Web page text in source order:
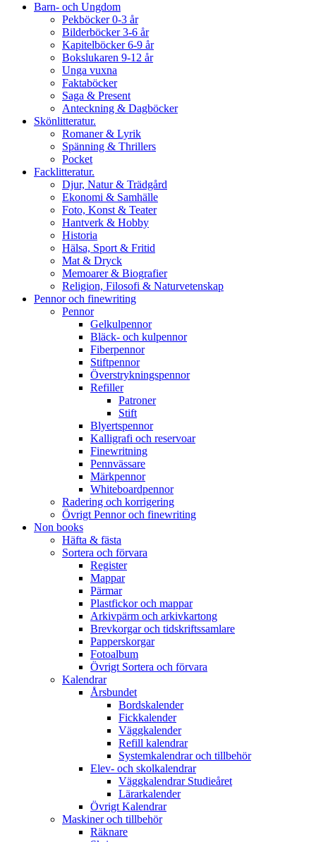
Barn- och Ungdom
Pekböcker 0-3 år
Bilderböcker 3-6 år
Kapitelböcker 6-9 år
Bokslukaren 9-12 år
Unga vuxna
Faktaböcker
Saga & Present
Anteckning & Dagböcker
Skönlitteratur.
Romaner & Lyrik
Spänning & Thrillers
Pocket
Facklitteratur.
Djur, Natur & Trädgård
Ekonomi & Samhälle
Foto, Konst & Teater
Hantverk & Hobby
Historia
Hälsa, Sport & Fritid
Mat & Dryck
Memoarer & Biografier
Religion, Filosofi & Naturvetenskap
Pennor och finewriting
Pennor
Gelkulpennor
Bläck- och kulpennor
Fiberpennor
Stiftpennor
Överstrykningspennor
Refiller
Patroner
Stift
Blyertspennor
Kalligrafi och reservoar
Finewritning
Pennvässare
Märkpennor
Whiteboardpennor
Radering och korrigering
Övrigt Pennor och finewriting
Non books
Häfta & fästa
Sortera och förvara
Register
Mappar
Pärmar
Plastfickor och mappar
Arkivpärm och arkivkartong
Brevkorgar och tidskriftssamlare
Papperskorgar
Fotoalbum
Övrigt Sortera och förvara
Kalendrar
Årsbundet
Bordskalender
Fickkalender
Väggkalender
Refill kalendrar
Systemkalendrar och tillbehör
Elev- och skolkalendrar
Väggkalendrar Studieåret
Lärarkalender
Övrigt Kalendrar
Maskiner och tillbehör
Räknare